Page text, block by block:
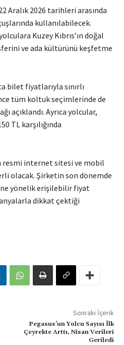
Aralık 2026 tarihleri arasında
kullanılabilecek.
Kuzey Kıbrıs’ın doğal
ve ada kültürünü keşfetme
bilet fiyatlarıyla sınırlı
tüm koltuk seçimlerinde de
açıklandı. Ayrıca yolcular,
TL karşılığında
resmi internet sitesi ve mobil
olacak. Şirketin son dönemde
yönelik erişilebilir fiyat
dikkat çektiği
Sonraki İçerik
Pegasus’un Yolcu Sayısı İlk
Çeyrekte Arttı, Nisan Verileri
Geriledi